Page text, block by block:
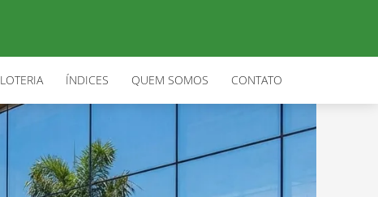
LOTERIA ÍNDICES QUEM SOMOS CONTATO